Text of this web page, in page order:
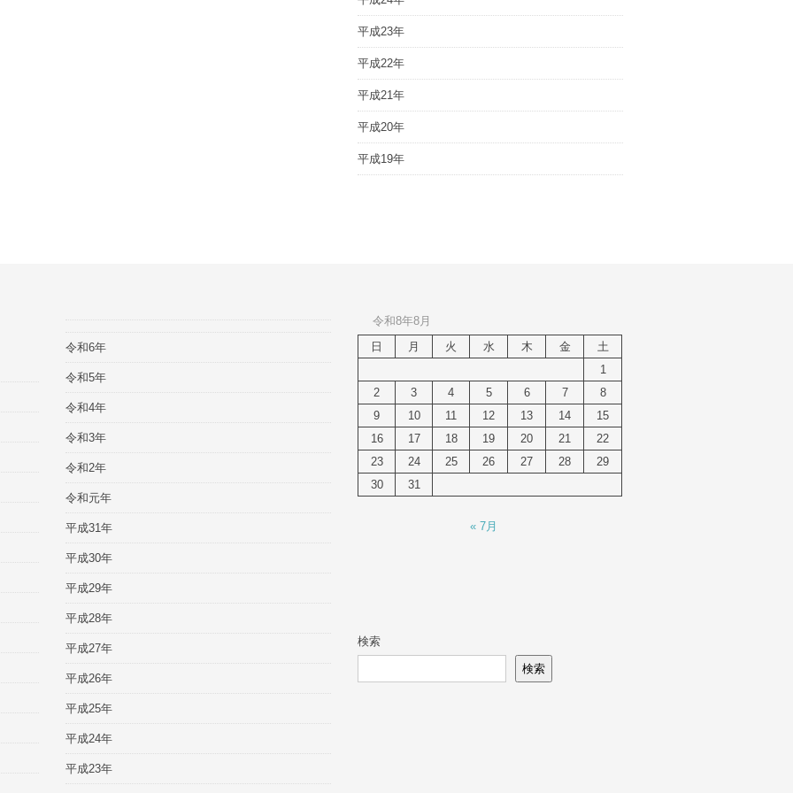
平成23年
平成22年
平成21年
平成20年
平成19年
令和6年
令和5年
令和4年
令和3年
令和2年
令和元年
平成31年
平成30年
平成29年
平成28年
平成27年
平成26年
平成25年
平成24年
平成23年
令和8年8月
日
月 火 水 木 金
土
1
2
3 4 5 6 7
8
9
10 11 12 13 14
15
16
17 18 19 20 21
22
23
24 25 26 27 28
29
30
31
« 7月
検索
検索